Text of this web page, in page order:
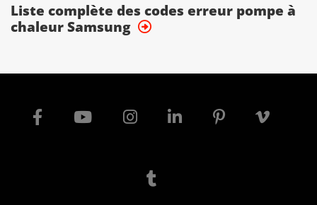
Liste complète des codes erreur pompe à
chaleur Samsung